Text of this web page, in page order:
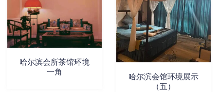
哈尔滨会所茶馆环境
一角
哈尔滨会馆环境展示
（五）​